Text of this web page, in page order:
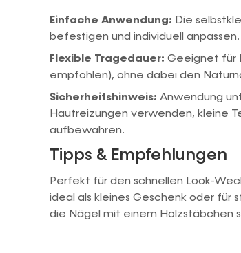
Einfache Anwendung: Die
befestigen und individuell anpassen.
Flexible Tragedauer: Geeignet für
empfohlen), ohne dabei den
Sicherheitshinweis: Anwendung
Hautreizungen verwenden, kleine
aufbewahren.
Tipps & Empfehlungen
Perfekt für den schnellen Look-
ideal als kleines Geschenk oder
die Nägel mit einem Holzstäbchen